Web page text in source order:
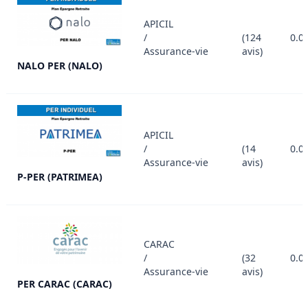
NALO PER (NALO)
APICIL
/
Assurance-vie
(124
avis)
P-PER (PATRIMEA)
APICIL
/
Assurance-vie
(14
avis)
PER CARAC (CARAC)
CARAC
/
Assurance-vie
(32
avis)